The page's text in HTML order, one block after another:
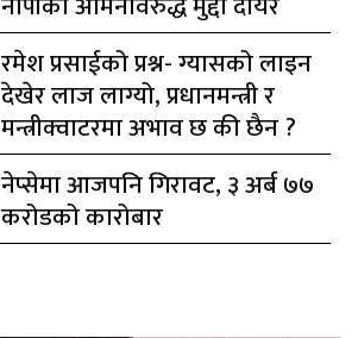
रमेश प्रसाईको प्रश्न- ग्यासको लाइन
देखेर लाज लाग्यो, प्रधानमन्त्री र
मन्त्रीक्वाटरमा अभाव छ की छैन ?
नेप्सेमा आजपनि गिरावट, ३ अर्ब ७७
करोडको कारोबार